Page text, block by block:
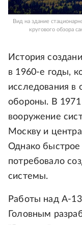
Вид на здание
кругового обзора
История
в 1960-е годы,
исследования в
обороны. В 1971
вооружение
Москву и
Однако быстрое
потребовало
системы.
Работы над А-
Головным